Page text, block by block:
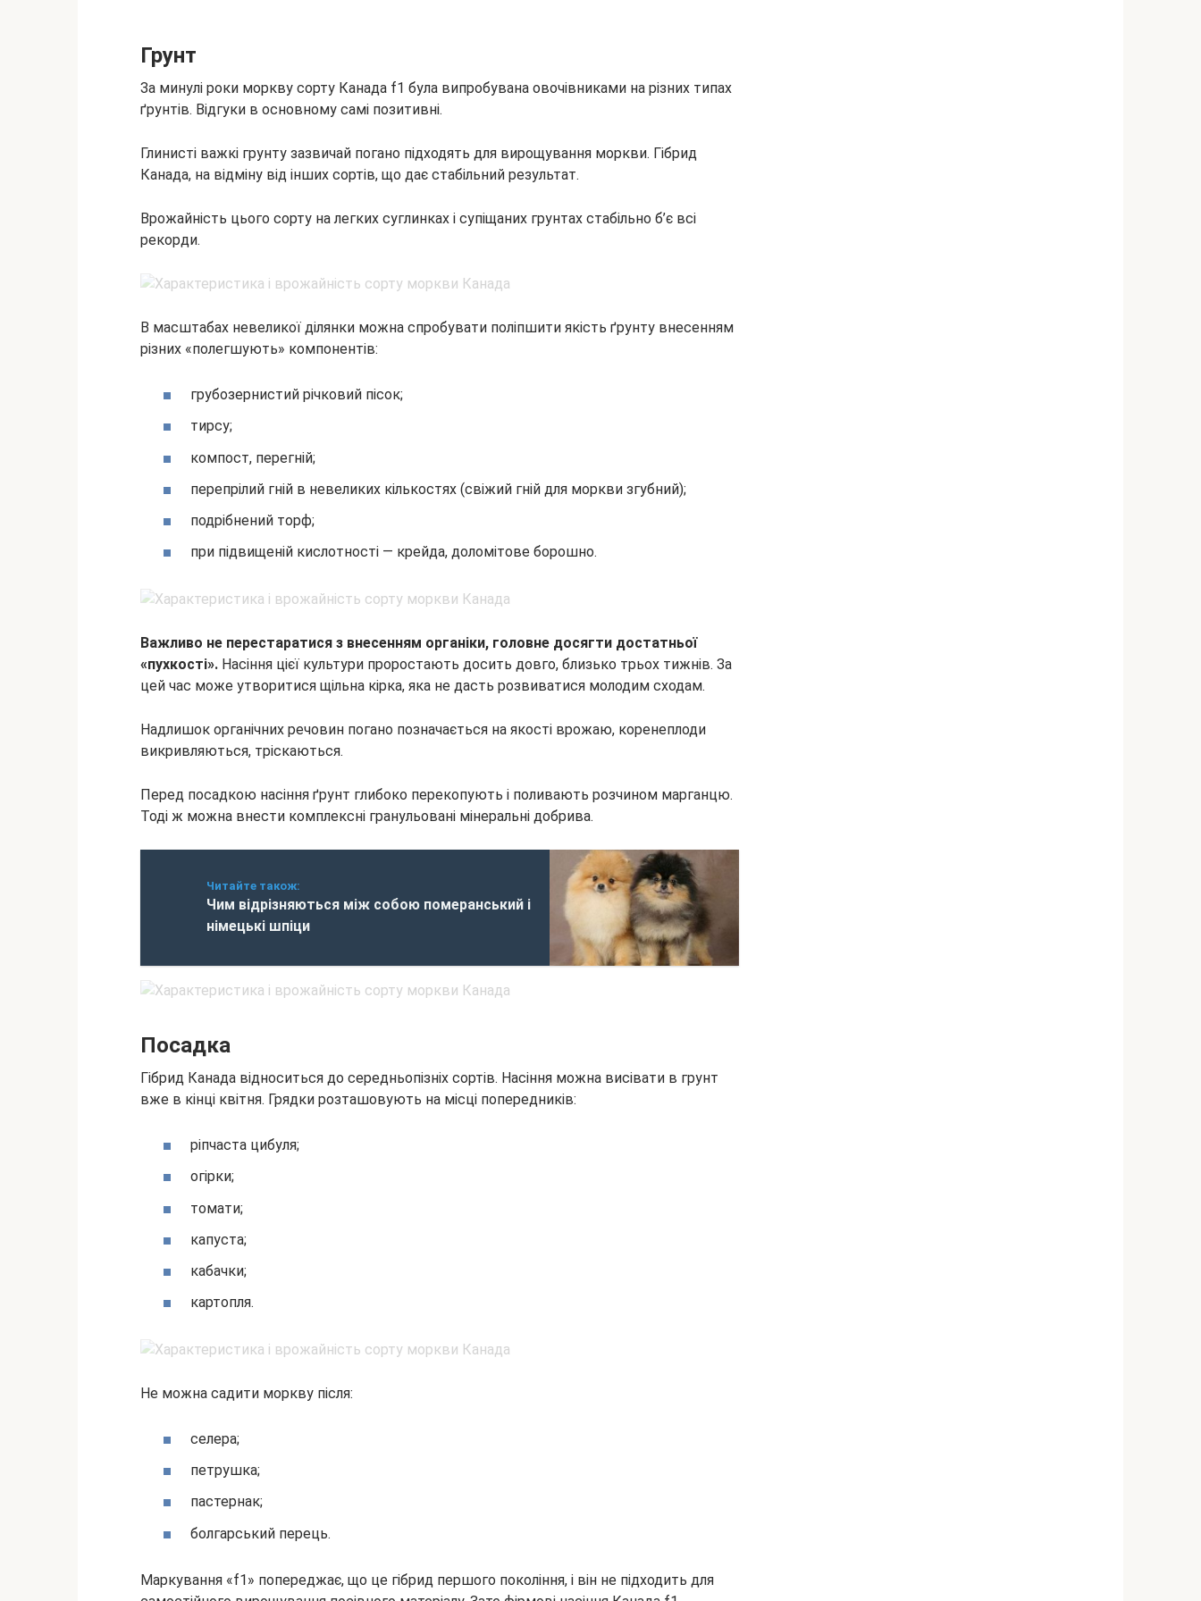
Грунт
За минулі роки моркву сорту Канада f1 була випробувана овочівниками на різних типах
ґрунтів. Відгуки в основному самі позитивні.
Глинисті важкі грунту зазвичай погано підходять для вирощування моркви. Гібрид
Канада, на відміну від інших сортів, що дає стабільний результат.
Врожайність цього сорту на легких суглинках і супіщаних грунтах стабільно б’є всі
рекорди.
В масштабах невеликої ділянки можна спробувати поліпшити якість ґрунту внесенням
різних «полегшують» компонентів:
грубозернистий річковий пісок;
тирсу;
компост, перегній;
перепрілий гній в невеликих кількостях (свіжий гній для моркви згубний);
подрібнений торф;
при підвищеній кислотності — крейда, доломітове борошно.
Важливо не перестаратися з внесенням органіки, головне досягти достатньої
«пухкості». Насіння цієї культури проростають досить довго, близько трьох тижнів. За
цей час може утворитися щільна кірка, яка не дасть розвиватися молодим сходам.
Надлишок органічних речовин погано позначається на якості врожаю, коренеплоди
викривляються, тріскаються.
Перед посадкою насіння ґрунт глибоко перекопують і поливають розчином марганцю.
Тоді ж можна внести комплексні гранульовані мінеральні добрива.
Читайте також:
Чим відрізняються між собою померанський і
німецькі шпіци
Посадка
Гібрид Канада відноситься до середньопізніх сортів. Насіння можна висівати в грунт
вже в кінці квітня. Грядки розташовують на місці попередників:
ріпчаста цибуля;
огірки;
томати;
капуста;
кабачки;
картопля.
Не можна садити моркву після:
селера;
петрушка;
пастернак;
болгарський перець.
Маркування «f1» попереджає, що це гібрид першого покоління, і він не підходить для